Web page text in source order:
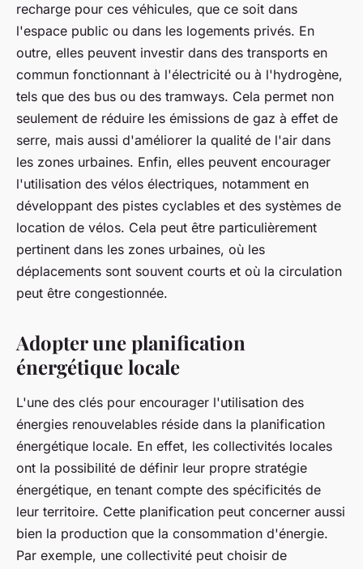
recharge pour ces véhicules, que ce soit dans
l'espace public ou dans les logements privés. En
outre, elles peuvent investir dans des transports en
commun fonctionnant à l'électricité ou à l'hydrogène,
tels que des bus ou des tramways. Cela permet non
seulement de réduire les émissions de gaz à effet de
serre, mais aussi d'améliorer la qualité de l'air dans
les zones urbaines. Enfin, elles peuvent encourager
l'utilisation des vélos électriques, notamment en
développant des pistes cyclables et des systèmes de
location de vélos. Cela peut être particulièrement
pertinent dans les zones urbaines, où les
déplacements sont souvent courts et où la circulation
peut être congestionnée.
Adopter une planification
énergétique locale
L'une des clés pour encourager l'utilisation des
énergies renouvelables réside dans la planification
énergétique locale. En effet, les collectivités locales
ont la possibilité de définir leur propre stratégie
énergétique, en tenant compte des spécificités de
leur territoire. Cette planification peut concerner aussi
bien la production que la consommation d'énergie.
Par exemple, une collectivité peut choisir de